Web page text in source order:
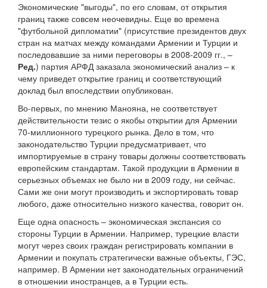
Экономические "выгоды", по его словам, от открытия
границ также совсем неочевидны. Еще во времена
"футбольной дипломатии" (присутствие президентов двух
стран на матчах между командами Армении и Турции и
последовавшие за ними переговоры в 2008-2009 гг., –
Ред.) партия АРФД заказала экономический анализ – к
чему приведет открытие границ и соответствующий
доклад был впоследствии опубликован.
Во-первых, по мнению Манояна, не соответствует
действительности тезис о якобы открытии для Армении
70-миллионного турецкого рынка. Дело в том, что
законодательство Турции предусматривает, что
импортируемые в страну товары должны соответствовать
европейским стандартам. Такой продукции в Армении в
серьезных объемах не было ни в 2009 году, ни сейчас.
Сами же они могут производить и экспортировать товар
любого, даже относительно низкого качества, говорит он.
Еще одна опасность – экономическая экспансия со
стороны Турции в Армении. Например, турецкие власти
могут через своих граждан регистрировать компании в
Армении и покупать стратегически важные объекты, ГЭС,
например. В Армении нет законодательных ограничений
в отношении иностранцев, а в Турции есть.